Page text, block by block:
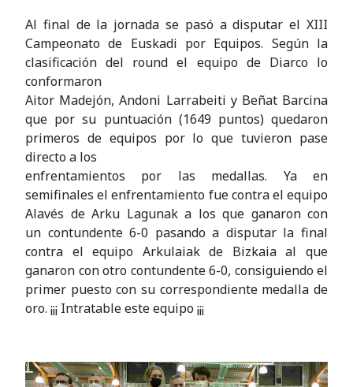
Al final de la jornada se pasó a disputar el XIII
Campeonato de Euskadi por Equipos. Según la
clasificación del round el equipo de Diarco lo
conformaron
Aitor Madejón, Andoni Larrabeiti y Beñat Barcina
que por su puntuación (1649 puntos) quedaron
primeros de equipos por lo que tuvieron pase
directo a los
enfrentamientos por las medallas. Ya en
semifinales el enfrentamiento fue contra el equipo
Alavés de Arku Lagunak a los que ganaron con
un contundente 6-0 pasando a disputar la final
contra el equipo Arkulaiak de Bizkaia al que
ganaron con otro contundente 6-0, consiguiendo el
primer puesto con su correspondiente medalla de
oro. ¡¡¡ Intratable este equipo ¡¡¡